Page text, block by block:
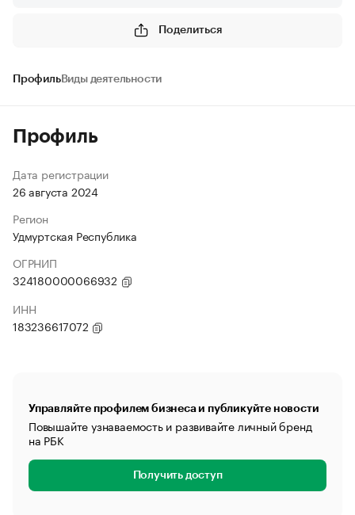
Поделиться
ПрофильВиды деятельности
Профиль
Дата регистрации
26 августа 2024
Регион
Удмуртская Республика
ОГРНИП
324180000066932
ИНН
183236617072
Управляйте профилем бизнеса и публикуйте новости
Повышайте узнаваемость и развивайте личный бренд
на РБК
Получить доступ